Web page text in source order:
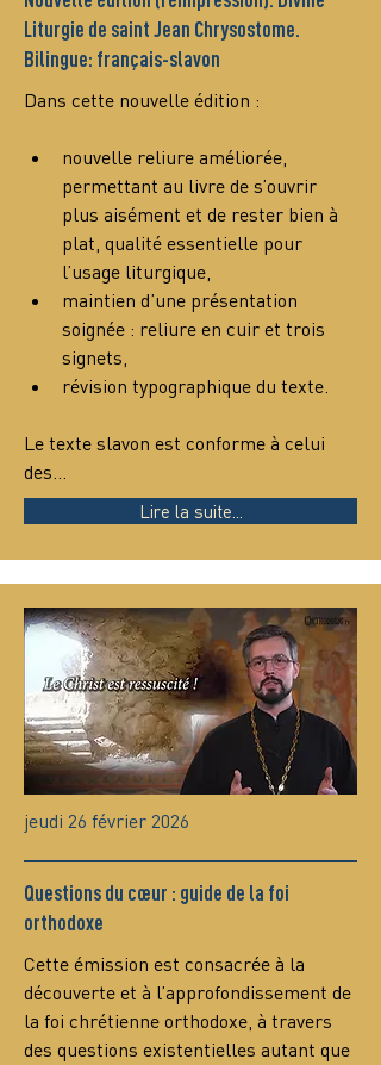
Liturgie de saint Jean Chrysostome.
Bilingue: français-slavon
Dans cette nouvelle édition :
nouvelle reliure améliorée,
permettant au livre de s’ouvrir
plus aisément et de rester bien à
plat, qualité essentielle pour
l’usage liturgique,
maintien d’une présentation
soignée : reliure en cuir et trois
signets,
révision typographique du texte.
Le texte slavon est conforme à celui
des…
Lire la suite...
jeudi 26 février 2026
Questions du cœur : guide de la foi
orthodoxe
Сette émission est consacrée à la
découverte et à l’approfondissement de
la foi chrétienne orthodoxe, à travers
des questions existentielles autant que